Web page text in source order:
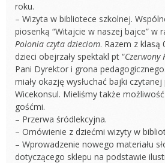
roku.
– Wizyta w bibliotece szkolnej.
piosenką “Witajcie w naszej bajce” w
Polonia czyta dzieciom. Razem z klasą
dzieci obejrzały spektakl pt “Czerwony
Pani Dyrektor i grona
miały okazję wysłuchać bajki czytanej
Wicekonsul. Mieliśmy także
gośćmi.
– Przerwa śródlekcyjna.
– Omówienie z dziećmi wizyty w
– Wprowadzenie nowego materiału
dotyczącego sklepu na podstawie